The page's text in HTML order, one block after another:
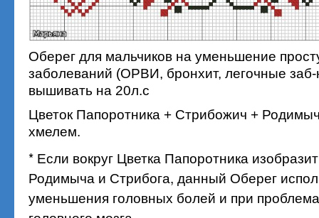
Оберег для мальчиков на уменьшение
заболеваний (ОРВИ, бронхит, легочные
вышивать на 20л.с
Цветок Папоротника + Стрибожич +
хмелем.
* Если вокруг Цветка Папоротника
Родимыча и Стрибога, данный Оберег
уменьшения головных болей и при